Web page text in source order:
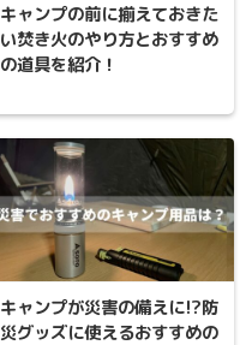
キャンプの前に揃えておきた
い焚き火のやり方とおすすめ
の道具を紹介！
キャンプが災害の備えに!?防
災グッズに使えるおすすめの